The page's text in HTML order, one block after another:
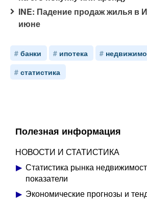
INE: Падение продаж жилья в
июне
банки ипотека
статистика
Полезная информация
НОВОСТИ И СТАТИСТИКА
Статистика рынка
показатели
Экономические прогнозы и